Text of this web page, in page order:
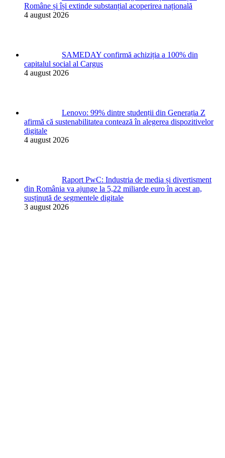
Române și își extinde substanțial acoperirea națională
4 august 2026
SAMEDAY confirmă achiziția a 100% din
capitalul social al Cargus
4 august 2026
Lenovo: 99% dintre studenții din Generația Z
afirmă că sustenabilitatea contează în alegerea dispozitivelor
digitale
4 august 2026
Raport PwC: Industria de media și divertisment
din România va ajunge la 5,22 miliarde euro în acest an,
susținută de segmentele digitale
3 august 2026